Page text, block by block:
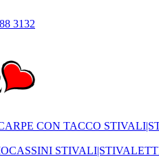
3132
CON TACCO